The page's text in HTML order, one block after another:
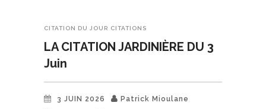
CITATION DU JOUR CITATIONS
LA CITATION JARDINIÈRE DU 3
Juin
3 JUIN 2026
Patrick Mioulane